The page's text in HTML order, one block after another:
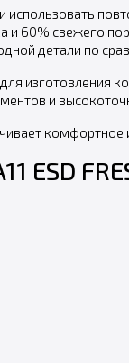
и использовать
и 60% свежего
детали по
изготовления
и
ESD